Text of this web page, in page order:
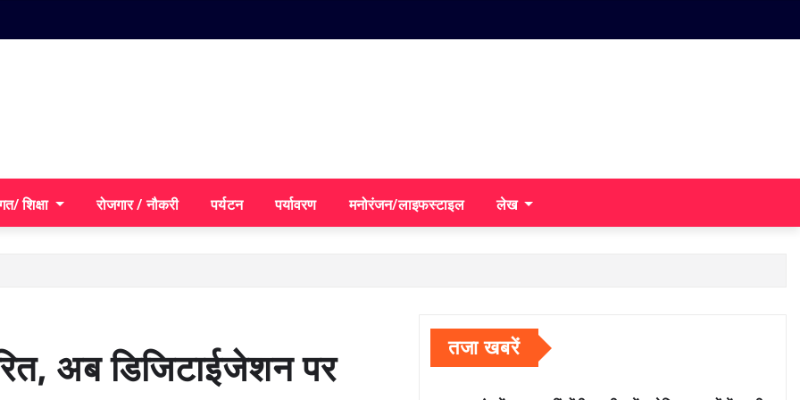
शिक्षा रोजगार / नौकरी पर्यटन पर्यावरण मनोरंजन/लाइफस्टाइल लेख
अब डिजिटाईजेशन पर तजा खबरें